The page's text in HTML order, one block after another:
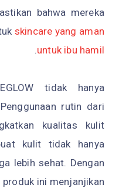
bahwa mereka
skincare yang aman
untuk ibu hamil
.
tidak hanya
rutin dari
kualitas kulit
kulit tidak hanya
lebih sehat. Dengan
produk ini menjanjikan